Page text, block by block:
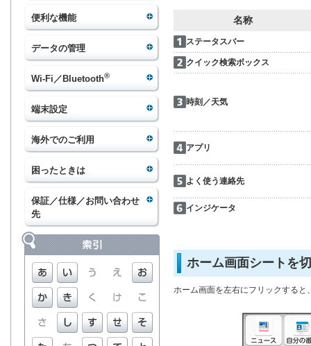
便利な機能
データの管理
Wi-Fi／Bluetooth®
端末設定
海外でのご利用
困ったときは
保証／仕様／お問い合わせ
先
名称
ステータスバー
クイック検索ボックス
時刻／天気
アプリ
よく使う連絡先
インジケータ
ホーム画面シートを
ホーム画面を左右にフリックする